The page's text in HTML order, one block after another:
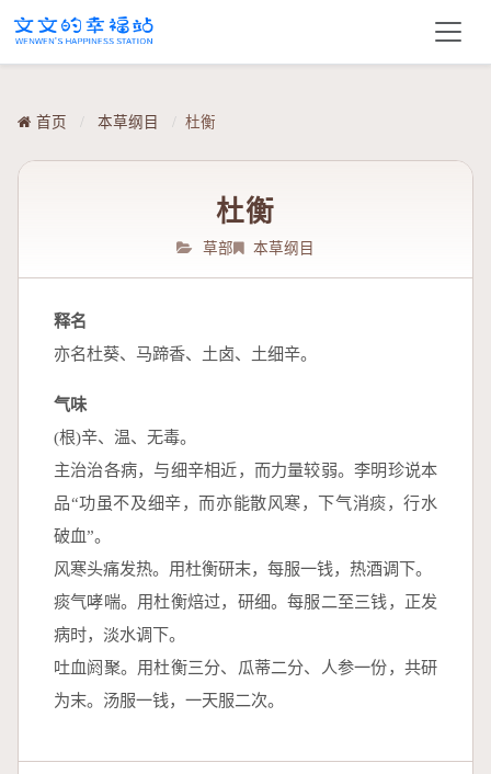
首页 / 本草纲目 / 杜衡
杜衡
草部 本草纲目
释名
亦名杜葵、马蹄香、土卤、土细辛。
气味
(根)辛、温、无毒。
主治治各病，与细辛相近，而力量较弱。李明珍说本
品“功虽不及细辛，而亦能散风寒，下气消痰，行水
破血”。
风寒头痛发热。用杜衡研末，每服一钱，热酒调下。
痰气哮喘。用杜衡焙过，研细。每服二至三钱，正发
病时，淡水调下。
吐血阏聚。用杜衡三分、瓜蒂二分、人参一份，共研
为末。汤服一钱，一天服二次。